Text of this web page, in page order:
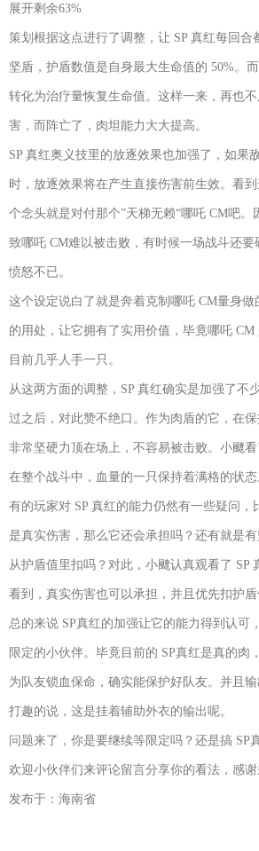
展开剩余63%
策划根据这点进行了调整，让 SP 真红每回合
坚盾，护盾数值是自身最大生命值的 50%。
转化为治疗量恢复生命值。这样一来，再也
害，而阵亡了，肉坦能力大大提高。
SP 真红奥义技里的放逐效果也加强了，如果
时，放逐效果将在产生直接伤害前生效。看
个念头就是对付那个”天梯无赖“哪吒 CM吧。
致哪吒 CM难以被击败，有时候一场战斗还
愤怒不已。
这个设定说白了就是奔着克制哪吒 CM量身做
的用处，让它拥有了实用价值，毕竟哪吒 CM
目前几乎人手一只。
从这两方面的调整，SP 真红确实是加强了不
过之后，对此赞不绝口。作为肉盾的它，在
非常坚硬力顶在场上，不容易被击败。小飉
在整个战斗中，血量的一只保持着满格的状态
有的玩家对 SP 真红的能力仍然有一些疑问，
是真实伤害，那么它还会承担吗？还有就是
从护盾值里扣吗？对此，小飉认真观看了 SP
看到，真实伤害也可以承担，并且优先扣护盾
总的来说 SP真红的加强让它的能力得到认可
限定的小伙伴。毕竟目前的 SP真红是真的肉
为队友锁血保命，确实能保护好队友。并且
打趣的说，这是挂着辅助外衣的输出呢。
问题来了，你是要继续等限定吗？还是搞 SP
欢迎小伙伴们来评论留言分享你的看法，感谢
发布于：海南省